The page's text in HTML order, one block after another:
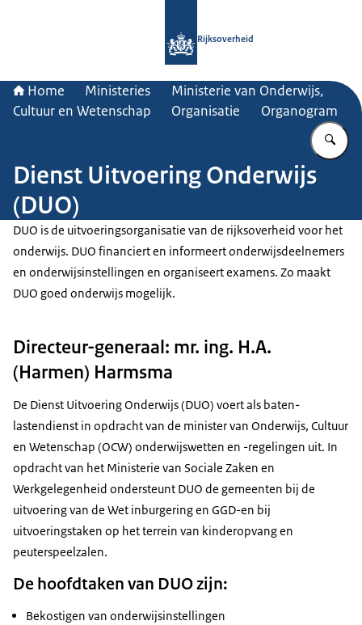
Rijksoverheid
Home Ministeries
Ministerie van Onderwijs,
Cultuur en Wetenschap
Organisatie Organogram
Dienst Uitvoering Onderwijs
(DUO)
DUO is de uitvoeringsorganisatie van de rijksoverheid voor het
onderwijs. DUO financiert en informeert onderwijsdeelnemers
en onderwijsinstellingen en organiseert examens. Zo maakt
DUO goed onderwijs mogelijk.
Directeur-generaal: mr. ing. H.A.
(Harmen) Harmsma
De Dienst Uitvoering Onderwijs (DUO) voert als baten-
lastendienst in opdracht van de minister van Onderwijs, Cultuur
en Wetenschap (OCW) onderwijswetten en -regelingen uit. In
opdracht van het Ministerie van Sociale Zaken en
Werkgelegenheid ondersteunt DUO de gemeenten bij de
uitvoering van de Wet inburgering en GGD-en bij
uitvoeringstaken op het terrein van kinderopvang en
peuterspeelzalen.
De hoofdtaken van DUO zijn:
Bekostigen van onderwijsinstellingen